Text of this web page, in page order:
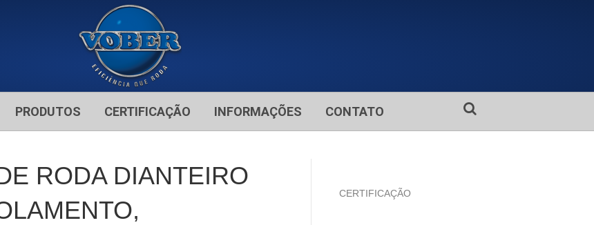
PRODUTOS CERTIFICAÇÃO INFORMAÇÕES CONTATO
RODA DIANTEIRO
CERTIFICAÇÃO